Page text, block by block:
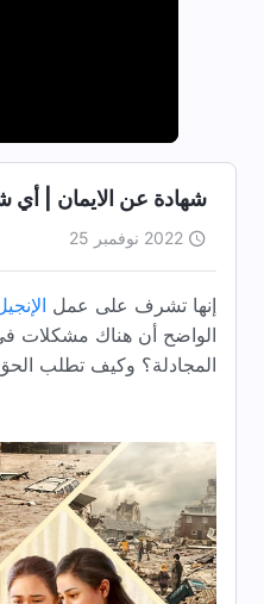
شهادة عن الايمان | أي
2022 نوفمبر 25
إنها تشرف على عمل
الواضح أن هناك مشكلات في
المجادلة؟ وكيف تطلب